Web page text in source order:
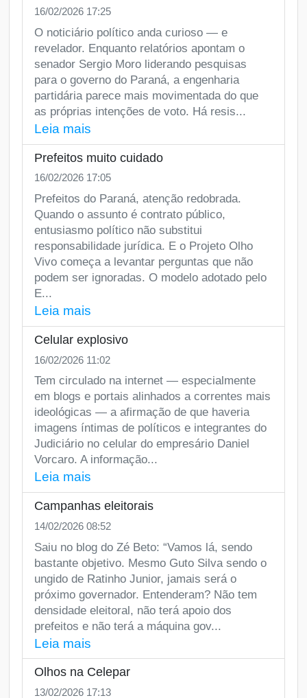
16/02/2026 17:25
O noticiário político anda curioso — e
revelador. Enquanto relatórios apontam o
senador Sergio Moro liderando pesquisas
para o governo do Paraná, a engenharia
partidária parece mais movimentada do que
as próprias intenções de voto. Há resis...
Leia mais
Prefeitos muito cuidado
16/02/2026 17:05
Prefeitos do Paraná, atenção redobrada.
Quando o assunto é contrato público,
entusiasmo político não substitui
responsabilidade jurídica. E o Projeto Olho
Vivo começa a levantar perguntas que não
podem ser ignoradas. O modelo adotado pelo
E...
Leia mais
Celular explosivo
16/02/2026 11:02
Tem circulado na internet — especialmente
em blogs e portais alinhados a correntes mais
ideológicas — a afirmação de que haveria
imagens íntimas de políticos e integrantes do
Judiciário no celular do empresário Daniel
Vorcaro. A informação...
Leia mais
Campanhas eleitorais
14/02/2026 08:52
Saiu no blog do Zé Beto: “Vamos lá, sendo
bastante objetivo. Mesmo Guto Silva sendo o
ungido de Ratinho Junior, jamais será o
próximo governador. Entenderam? Não tem
densidade eleitoral, não terá apoio dos
prefeitos e não terá a máquina gov...
Leia mais
Olhos na Celepar
13/02/2026 17:13